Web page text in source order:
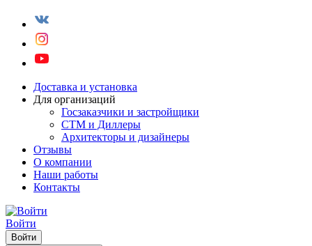
Доставка и установка
Для организаций
Госзаказчики и застройщики
СТМ и Диллеры
Архитекторы и дизайнеры
Отзывы
О компании
Наши работы
Контакты
Войти
Войти